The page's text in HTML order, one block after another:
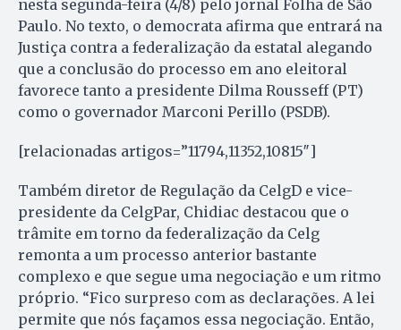
nesta segunda-feira (4/8) pelo jornal Folha de São
Paulo. No texto, o democrata afirma que entrará na
Justiça contra a federalização da estatal alegando
que a conclusão do processo em ano eleitoral
favorece tanto a presidente Dilma Rousseff (PT)
como o governador Marconi Perillo (PSDB).
[relacionadas artigos=”11794,11352,10815″]
Também diretor de Regulação da CelgD e vice-
presidente da CelgPar, Chidiac destacou que o
trâmite em torno da federalização da Celg
remonta a um processo anterior bastante
complexo e que segue uma negociação e um ritmo
próprio. “Fico surpreso com as declarações. A lei
permite que nós façamos essa negociação. Então,